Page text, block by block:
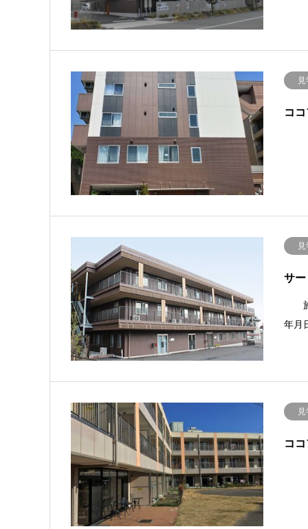
コ
サ
施
年月
コ